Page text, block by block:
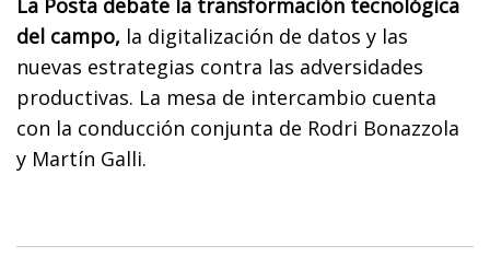
La Posta debate la transformación tecnológica
del campo, la digitalización de datos y las
nuevas estrategias contra las adversidades
productivas. La mesa de intercambio cuenta
con la conducción conjunta de Rodri Bonazzola
y Martín Galli.